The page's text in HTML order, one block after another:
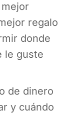
regalo
donde
le guste
de dinero
y cuándo